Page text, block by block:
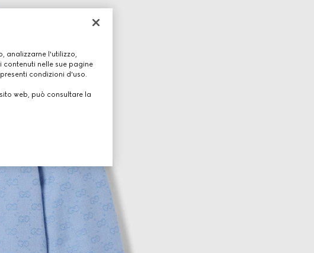
analizzarne l'utilizzo,
nelle sue pagine
condizioni d'uso.
web, può consultare la